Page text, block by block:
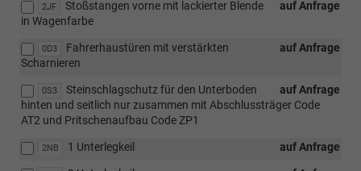
2JF auf Anfrage
Stoßstangen vorne mit lackierter Blende
in Wagenfarbe
0D3 auf Anfrage
Fahrerhaustüren mit verstärkten
Scharnieren
0S3 auf Anfrage
Steinschlagschutz für den Unterboden
hinten und seitlich nur zusammen mit Abschlussträger Code
AT2 und Pritschenaufbau Code ZP1
2NB auf Anfrage
1 Unterlegkeil